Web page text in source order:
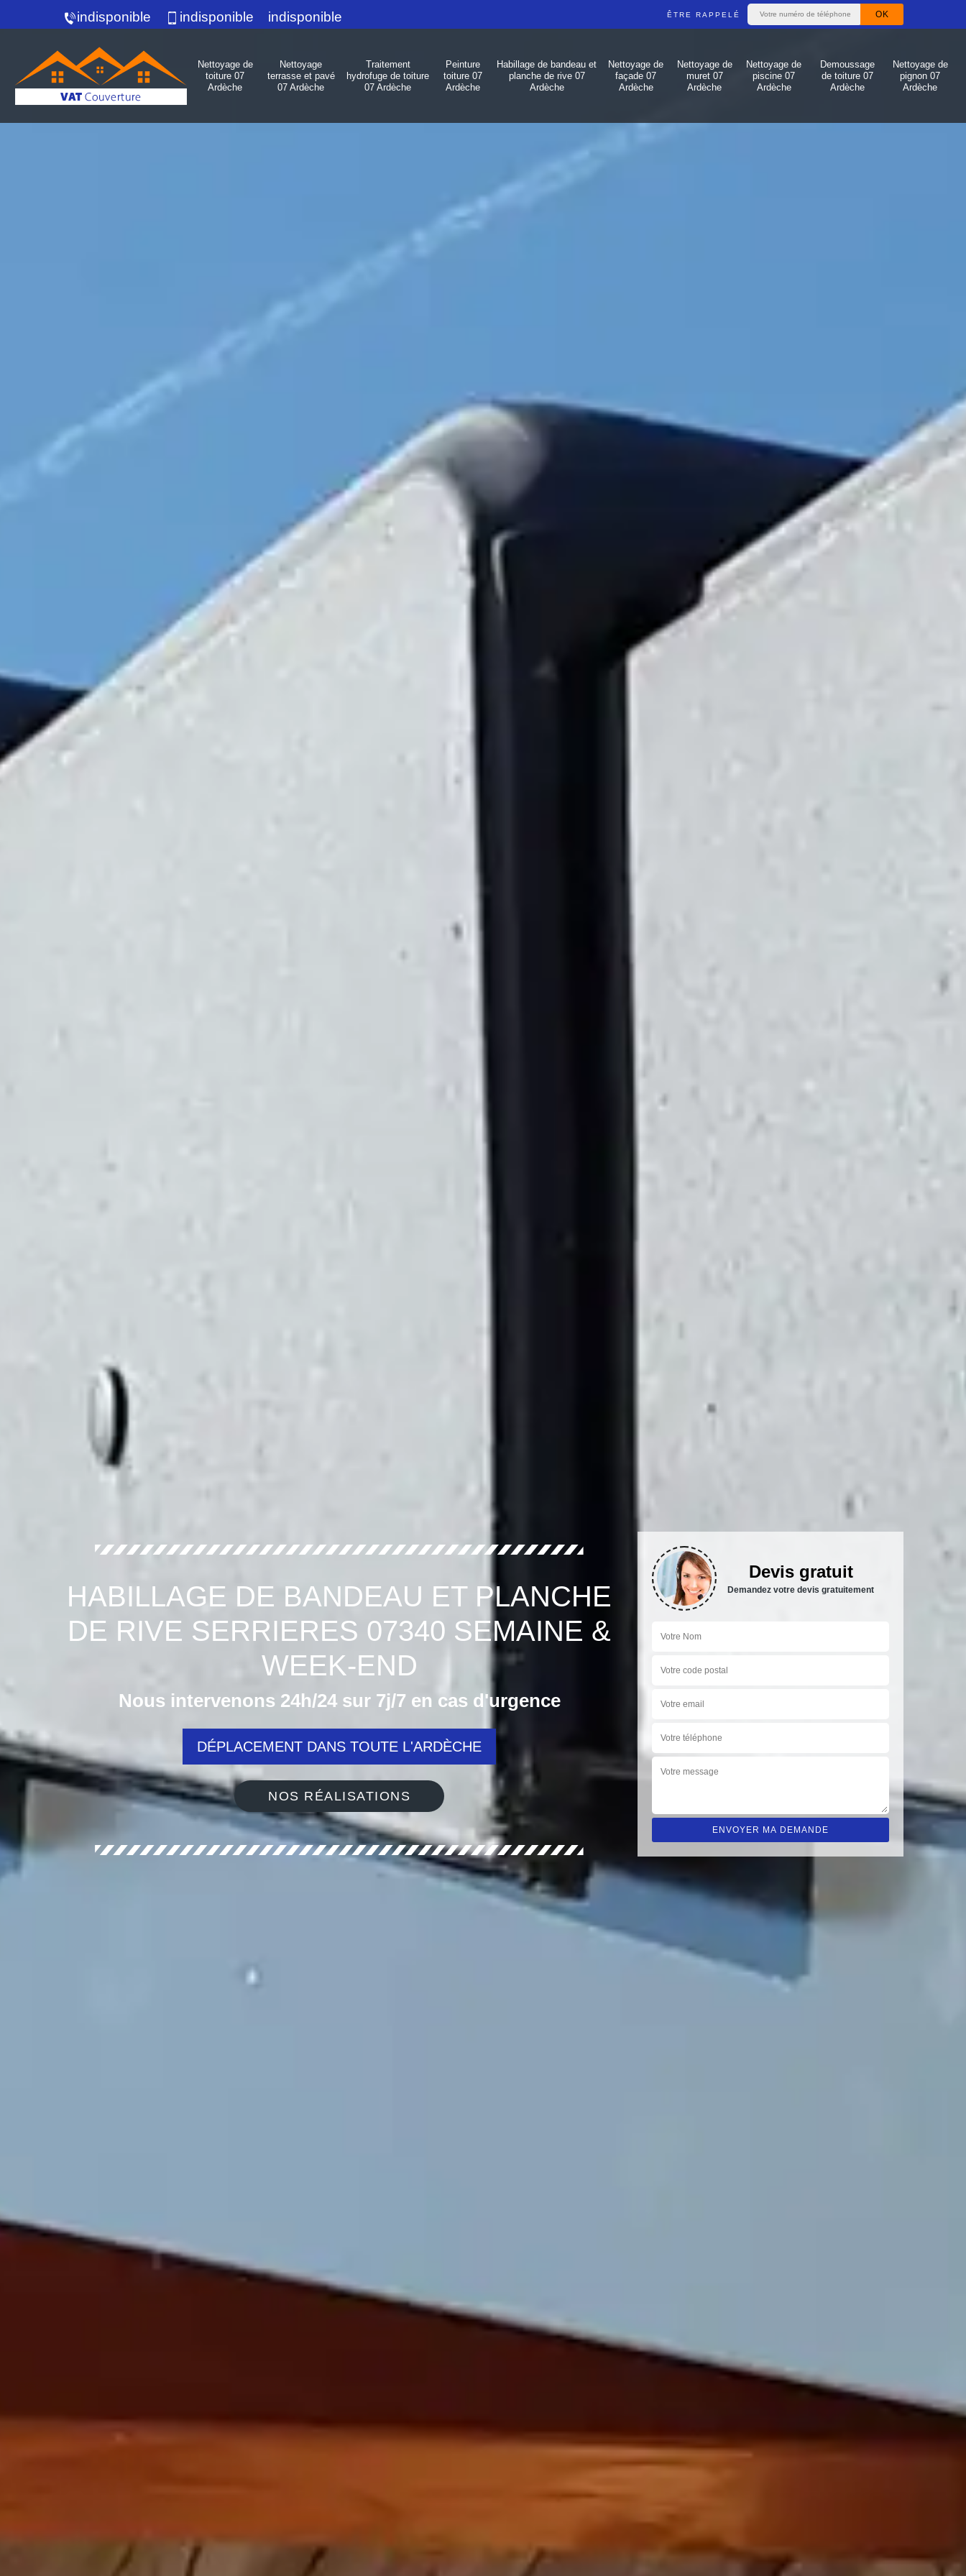
indisponible indisponible indisponible ÊTRE RAPPELÉ
Nettoyage de
toiture 07
Ardèche
Nettoyage
terrasse et pavé
07 Ardèche
Traitement
hydrofuge de toiture
07 Ardèche
Peinture
toiture 07
Ardèche
Habillage de bandeau et
planche de rive 07
Ardèche
Nettoyage de
façade 07
Ardèche
Nettoyage de
muret 07
Ardèche
Nettoyage de
piscine 07
Ardèche
Demoussage
de toiture 07
Ardèche
Nettoyage de
pignon 07
Ardèche
HABILLAGE DE BANDEAU ET PLANCHE
DE RIVE SERRIERES 07340 SEMAINE &
WEEK-END
Nous intervenons 24h/24 sur 7j/7 en cas d'urgence
DÉPLACEMENT DANS TOUTE L'ARDÈCHE
NOS RÉALISATIONS
Devis gratuit
Demandez votre devis gratuitement